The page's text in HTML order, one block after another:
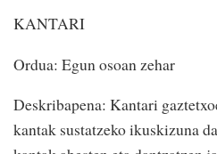
KANTARI
Ordua: Egun osoan zehar
Deskribapena: Kantari
kantak sustatzeko ikuskizuna